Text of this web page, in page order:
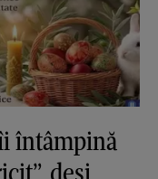
întâmpină
deși